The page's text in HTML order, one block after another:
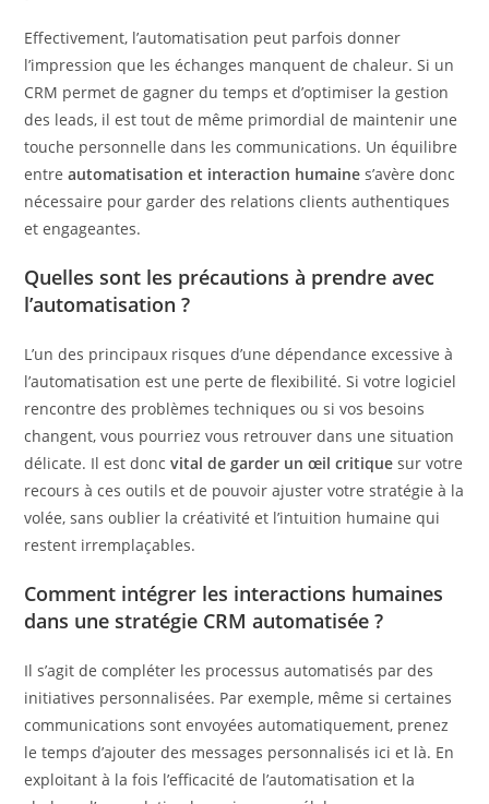
Effectivement, l’automatisation peut parfois donner
l’impression que les échanges manquent de chaleur. Si un
CRM permet de gagner du temps et d’optimiser la gestion
des leads, il est tout de même primordial de maintenir une
touche personnelle dans les communications. Un équilibre
entreautomatisation et interaction humaine s’avère donc
nécessaire pour garder des relations clients authentiques
et engageantes.
Quelles sont les précautions à prendre avec
l’automatisation ?
L’un des principaux risques d’une dépendance excessive à
l’automatisation est une perte de flexibilité. Si votre logiciel
rencontre des problèmes techniques ou si vos besoins
changent, vous pourriez vous retrouver dans une situation
délicate. Il est doncvital de garder un œil critique sur votre
recours à ces outils et de pouvoir ajuster votre stratégie à la
volée, sans oublier la créativité et l’intuition humaine qui
restent irremplaçables.
Comment intégrer les interactions humaines
dans une stratégie CRM automatisée ?
Il s’agit de compléter les processus automatisés par des
initiatives personnalisées. Par exemple, même si certaines
communications sont envoyées automatiquement, prenez
le temps d’ajouter des messages personnalisés ici et là. En
exploitant à la fois l’efficacité de l’automatisation et la